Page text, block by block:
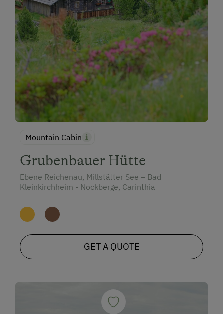
Mountain Cabin
Grubenbauer Hütte
Ebene Reichenau, Millstätter See – Bad
Kleinkirchheim - Nockberge, Carinthia
GET A QUOTE